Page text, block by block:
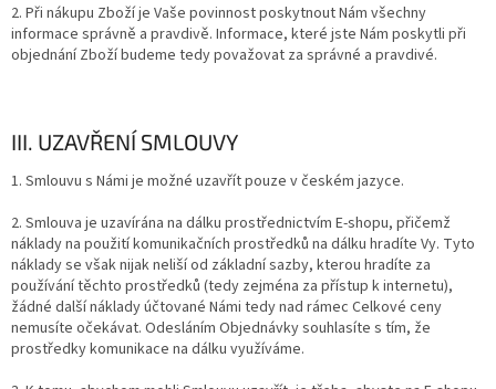
2. Při nákupu Zboží je Vaše povinnost poskytnout Nám všechny
informace správně a pravdivě. Informace, které jste Nám poskytli při
objednání Zboží budeme tedy považovat za správné a pravdivé.
III. UZAVŘENÍ SMLOUVY
1. Smlouvu s Námi je možné uzavřít pouze v českém jazyce.
2. Smlouva je uzavírána na dálku prostřednictvím E-shopu, přičemž
náklady na použití komunikačních prostředků na dálku hradíte Vy. Tyto
náklady se však nijak neliší od základní sazby, kterou hradíte za
používání těchto prostředků (tedy zejména za přístup k internetu),
žádné další náklady účtované Námi tedy nad rámec Celkové ceny
nemusíte očekávat. Odesláním Objednávky souhlasíte s tím, že
prostředky komunikace na dálku využíváme.